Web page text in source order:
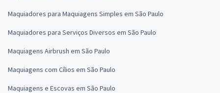
Maquiadores para Maquiagens Simples em São Paulo
Maquiadores para Serviços Diversos em São Paulo
Maquiagens Airbrush em São Paulo
Maquiagens com Cílios em São Paulo
Maquiagens e Escovas em São Paulo